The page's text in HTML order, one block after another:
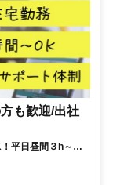
も歓迎/出社
平日昼間３h～。